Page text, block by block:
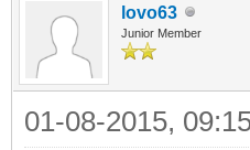
lovo63
Junior Member
01-08-2015,